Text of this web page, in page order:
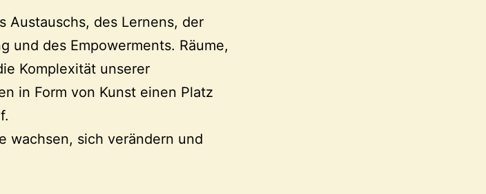
Austauschs, des Lernens, der
und des Empowerments. Räume,
Komplexität unserer
in Form von Kunst einen Platz
wachsen, sich verändern und